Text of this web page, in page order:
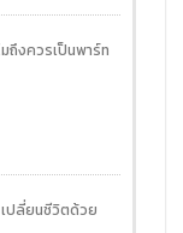
ถึงควรเป็นพาร์ท
เปลี่ยนชีวิตด้วย